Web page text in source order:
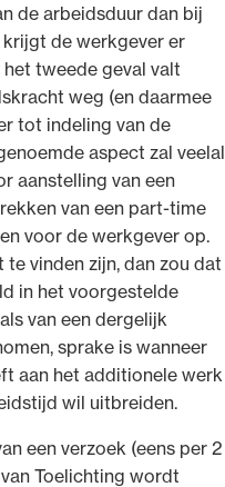
de arbeidsduur dan bij
krijgt de werkgever er
tweede geval valt
weg (en daarmee
tot indeling van de
aspect zal veelal
aanstelling van een
van een part-time
voor de werkgever op.
vinden zijn, dan zou dat
in het voorgestelde
van een dergelijk
sprake is wanneer
aan het additionele werk
wil uitbreiden.
een verzoek (eens per 2
Toelichting wordt